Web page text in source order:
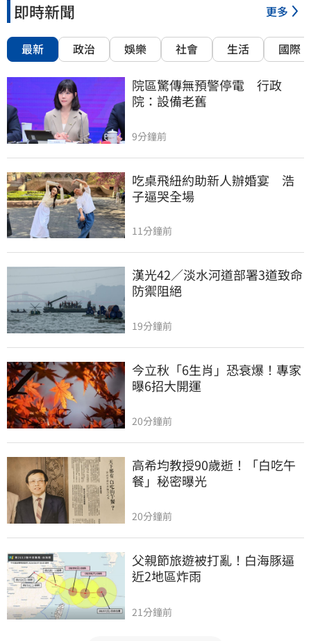
即時新聞 更多
最新 政治 娛樂 社會 生活 國際
院區驚傳無預警停電　行政
院：設備老舊
9分鐘前
吃桌飛紐約助新人辦婚宴　浩
子逼哭全場
11分鐘前
漢光42／淡水河道部署3道致命
防禦阻絕
19分鐘前
今立秋「6生肖」恐衰爆！專家
曝6招大開運
20分鐘前
高希均教授90歲逝！「白吃午
餐」秘密曝光
20分鐘前
父親節旅遊被打亂！白海豚逼
近2地區炸雨
21分鐘前